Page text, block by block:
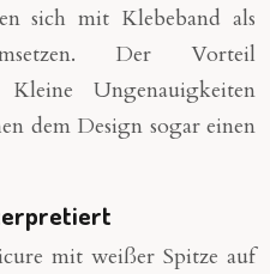
sich mit Klebeband als
Der Vorteil
Kleine Ungenauigkeiten
dem Design sogar einen
mit weißer Spitze auf